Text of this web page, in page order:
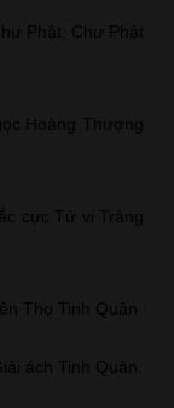
Phật, Chư Phật
Hoàng Thượng
cực Tử vi Tràng
Thọ Tinh Quân
ách Tinh Quân.